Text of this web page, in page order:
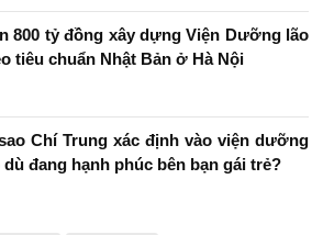
800 tỷ đồng xây dựng Viện Dưỡng lão
tiêu chuẩn Nhật Bản ở Hà Nội
Chí Trung xác định vào viện dưỡng
dù đang hạnh phúc bên bạn gái trẻ?